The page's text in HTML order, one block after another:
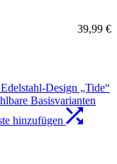
39,99 €
hinzufügen